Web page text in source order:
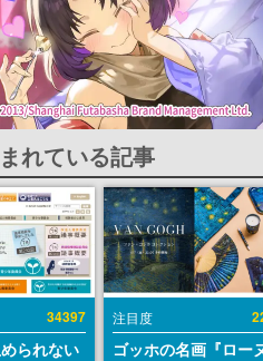
れている記事
34397
られない
注目度
ゴッホの名画『ロー